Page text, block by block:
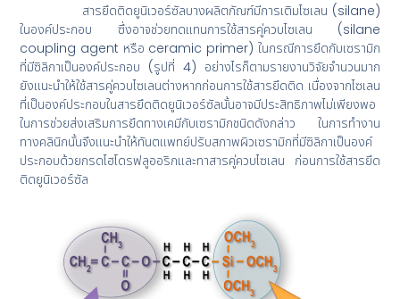
สารยึดติดยูนิเวอร์ซัลบางผลิตภัณฑ์มีการเติมไซเลน (silane)
ในองค์ประกอบ ซึ่งอาจช่วยทดแทนการใช้สารคู่ควบไซเลน (silane
coupling agent หรือ ceramic primer) ในกรณีการยึดกับเซรามิก
ที่มีซิลิกาเป็นองค์ประกอบ (รูปที่ 4) อย่างไรก็ตามรายงานวิจัยจำนวนมาก
ยังแนะนำให้ใช้สารคู่ควบไซเลนต่างหากก่อนการใช้สารยึดติด เนื่องจากไซเลน
ที่เป็นองค์ประกอบในสารยึดติดยูนิเวอร์ซัลนั้นอาจมีประสิทธิภาพไม่เพียงพอ
ในการช่วยส่งเสริมการยึดทางเคมีกับเซรามิกชนิดดังกล่าว ในการทำงาน
ทางคลินิกนั้นจึงแนะนำให้ทันตแพทย์ปรับสภาพผิวเซรามิกที่มีซิลิกาเป็นองค์
ประกอบด้วยกรดไฮโดรฟลูออริกและทาสารคู่ควบไซเลน ก่อนการใช้สารยึด
ติดยูนิเวอร์ซัล